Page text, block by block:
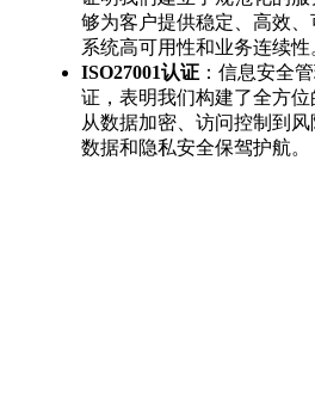
够为客户提供稳定、高效
系统高可用性和业务连续性
ISO27001认证 ：信息安全
证，表明我们构建了全方位
从数据加密、访问控制到
数据和隐私安全保驾护航。